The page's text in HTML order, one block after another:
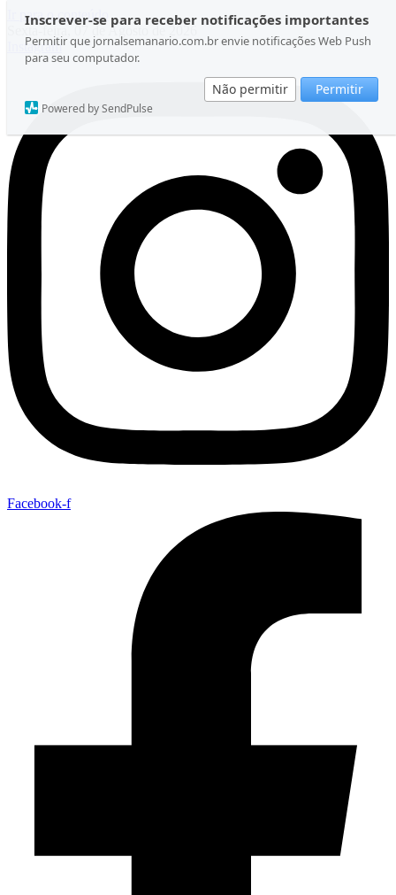
Inscrever-se para receber notificações importantes
Permitir que jornalsemanario.com.br envie notificações Web Push
para seu computador.
Não permitir Permitir
Powered by SendPulse
Ir para o conteúdo
Sexta-feira, 07 de Agosto de 2026
Instagram
Facebook-f